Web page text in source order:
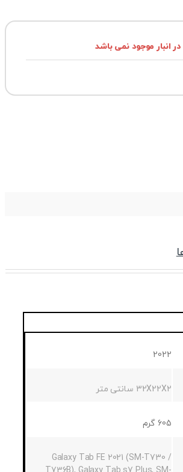
در انبار موجود نمی باشد
2022
32X22X2 سانتی متر
605 گرم
Galaxy Tab FE 2021 (SM-T730 /